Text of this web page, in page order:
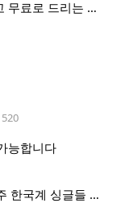
변합기 글 올린 사람입니다 파는게 아니고 무료로 드리는 겁니다 필요하신분 연락처 남겨주시면 됩니다
능합니다
Couple.net 1:1 50만쌍 글로벌 매칭 - 미주 한국계 싱글들 모이세요